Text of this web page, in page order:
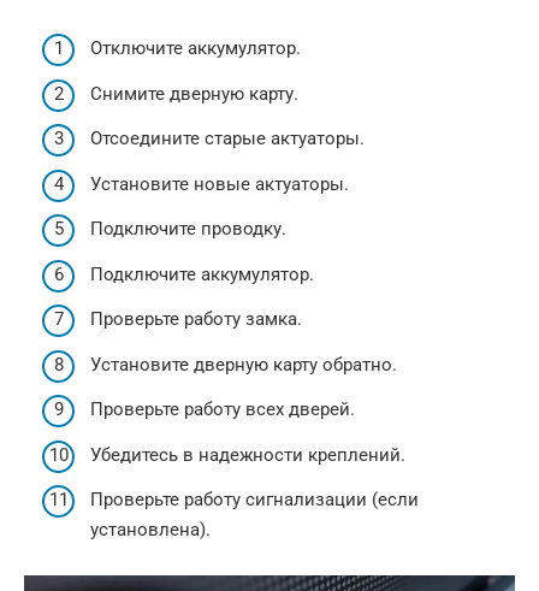
Отключите аккумулятор.
Снимите дверную карту.
Отсоедините старые актуаторы.
Установите новые актуаторы.
Подключите проводку.
Подключите аккумулятор.
Проверьте работу замка.
Установите дверную карту обратно.
Проверьте работу всех дверей.
Убедитесь в надежности креплений.
Проверьте работу сигнализации (если
установлена).